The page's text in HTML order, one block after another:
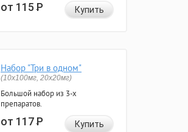
от 115Р Купить
Набор "Три в одном"
(10x100мг, 20x20мг)
Большой набор из 3-х
препаратов.
от 117Р Купить